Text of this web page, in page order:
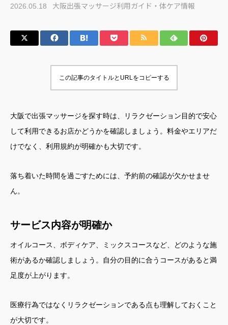
2026.05.18 大阪出張マッサージ利用ガイド・体ケア情報
この記事のタイトルとURLをコピーする
大阪で出張マッサージを探す時は、リラクゼーション目的で安心
して利用できるお店かどうかを確認しましょう。料金やエリアだ
けでなく、利用規約が明確かも大切です。
落ち着いた時間を過ごすためには、予約前の確認が欠かせませ
ん。
サービス内容が明確か
オイルコース、ボディケア、ミックスコースなど、どのような施
術があるか確認しましょう。自分の目的に合うコースがあると満
足度が上がります。
医療行為ではなくリラクゼーションである点も理解しておくこと
が大切です。